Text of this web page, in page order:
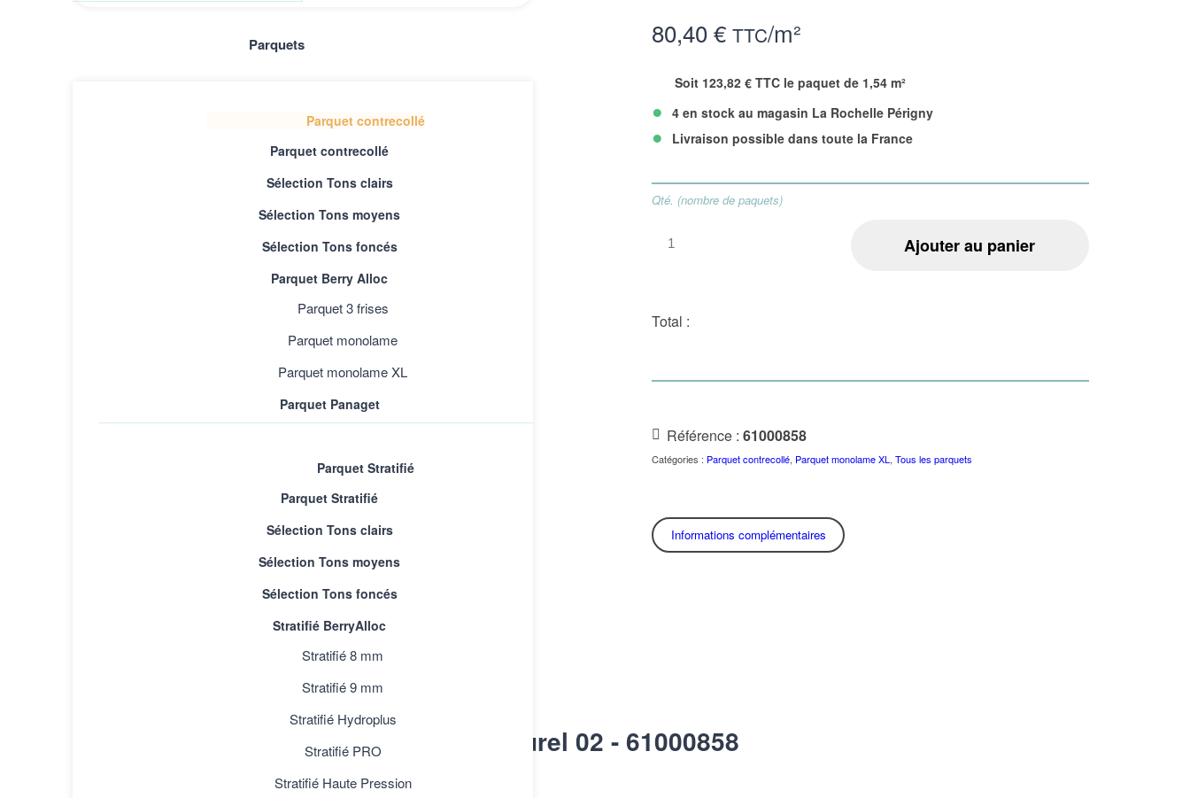
Parquets
Parquet contrecollé
Parquet contrecollé
Sélection Tons clairs
Sélection Tons moyens
Sélection Tons foncés
Parquet Berry Alloc
Parquet 3 frises
Parquet monolame
Parquet monolame XL
Parquet Panaget
Parquet Stratifié
Parquet Stratifié
Sélection Tons clairs
Sélection Tons moyens
Sélection Tons foncés
Stratifié BerryAlloc
Stratifié 8 mm
Stratifié 9 mm
Stratifié Hydroplus
Stratifié PRO
Stratifié Haute Pression
80,40 € TTC/m²
Soit 123,82 € TTC le paquet de 1,54 m²
• 4 en stock au magasin La Rochelle Périgny
• Livraison possible dans toute la France
Qté. (nombre de paquets)
Ajouter au panier
Total :
Référence : 61000858
Catégories : Parquet contrecollé, Parquet monolame XL , Tous les parquets
Informations complémentaires
Essentiel XL silk chêne Naturel 02 - 61000858